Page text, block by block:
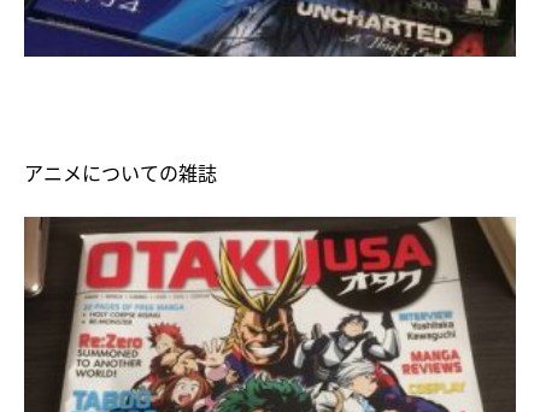
アニメについての雑誌